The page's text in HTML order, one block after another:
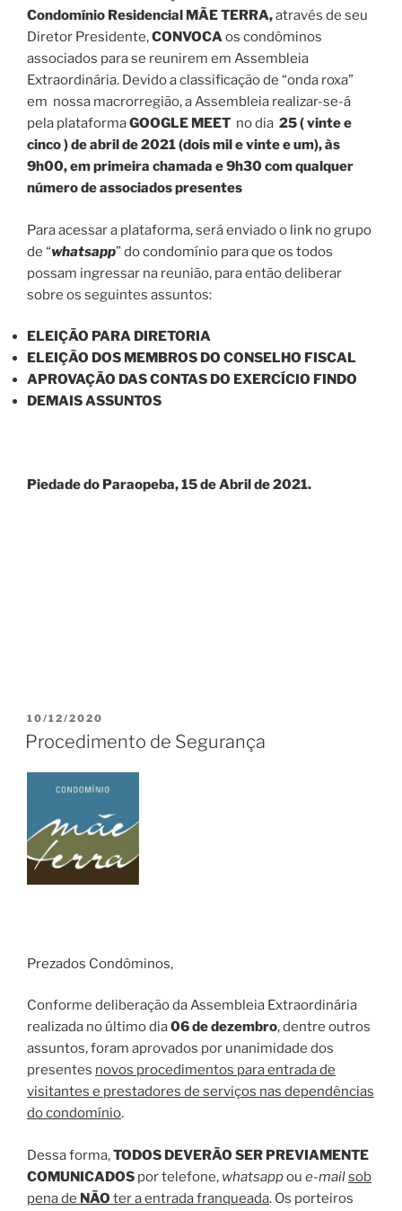
Condomínio Residencial MÃE TERRA,através de seu
Diretor Presidente,CONVOCAos condôminos
associados para se reunirem em Assembleia
Extraordinária. Devido a classificação de “onda roxa”
em nossa macrorregião, a Assembleia realizar-se-á
pela plataformaGOOGLE MEET no dia 25 ( vinte e
cinco ) de abril de 2021 (dois mil e vinte e um), às
9h00, em primeira chamada e 9h30 com qualquer
número de associados presentes
Para acessar a plataforma, será enviado o link no grupo
de “whatsapp” do condomínio para que os todos
possam ingressar na reunião, para então deliberar
sobre os seguintes assuntos:
ELEIÇÃO PARA DIRETORIA
ELEIÇÃO DOS MEMBROS DO CONSELHO FISCAL
APROVAÇÃO DAS CONTAS DO EXERCÍCIO FINDO
DEMAIS ASSUNTOS
Piedade do Paraopeba,15deAbrilde 2021.
PUBLICADO
EM
10/12/2020
Procedimento de Segurança
Prezados Condôminos,
Conforme deliberação da Assembleia Extraordinária
realizada no último dia06 de dezembro, dentre outros
assuntos, foram aprovados por unanimidade dos
presentes novos procedimentos para entrada de
visitantes e prestadores de serviços nas dependências
do condomínio.
Dessa forma,TODOS DEVERÃO SER PREVIAMENTE
COMUNICADOS por telefone, whatsappou e-mailsob
pena de NÃO ter a entrada franqueada. Os porteiros